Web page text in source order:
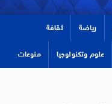
رياضة ثقافة
علوم وتكنولوجيا منوعات